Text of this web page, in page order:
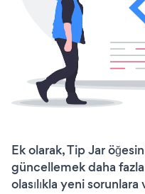
Ek olarak, Tip Jar
güncellemek daha
olasılıkla yeni